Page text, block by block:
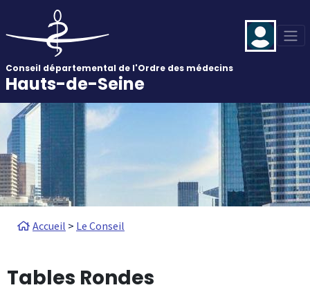
Aller au contenu principal
Conseil départemental de l'Ordre des médecins
Hauts-de-Seine
Fil d'Ariane
Accueil Le Conseil
Tables Rondes
Panneau de gestion des cookies